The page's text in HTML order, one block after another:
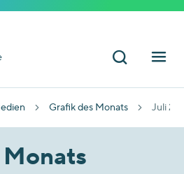
Grafik des Monats Juli